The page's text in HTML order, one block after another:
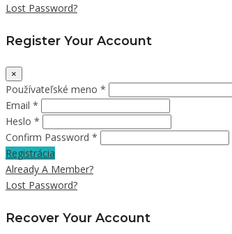
Lost Password?
Register Your Account
×
Používateľské meno *
Email *
Heslo *
Confirm Password *
Registrácia
Already A Member?
Lost Password?
Recover Your Account